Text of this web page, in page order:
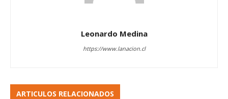
Leonardo Medina
https://www.lanacion.cl
ARTICULOS RELACIONADOS